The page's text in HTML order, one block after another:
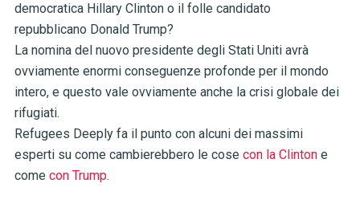
democratica Hillary Clinton o il folle candidato
repubblicano Donald Trump?
La nomina del nuovo presidente degli Stati Uniti avrà
ovviamente enormi conseguenze profonde per il mondo
intero, e questo vale ovviamente anche la crisi globale dei
rifugiati.
Refugees Deeply fa il punto con alcuni dei massimi
esperti su come cambierebbero le cose con la Clinton e
come con Trump.